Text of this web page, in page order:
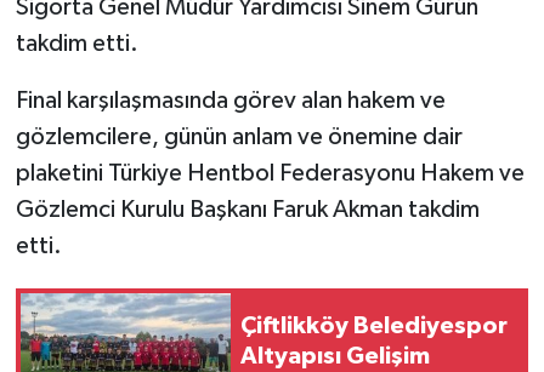
Sigorta Genel Müdür Yardımcısı Sinem Gürün
takdim etti.
Final karşılaşmasında görev alan hakem ve
gözlemcilere, günün anlam ve önemine dair
plaketini Türkiye Hentbol Federasyonu Hakem ve
Gözlemci Kurulu Başkanı Faruk Akman takdim
etti.
Çiftlikköy Belediyespor
Altyapısı Gelişim